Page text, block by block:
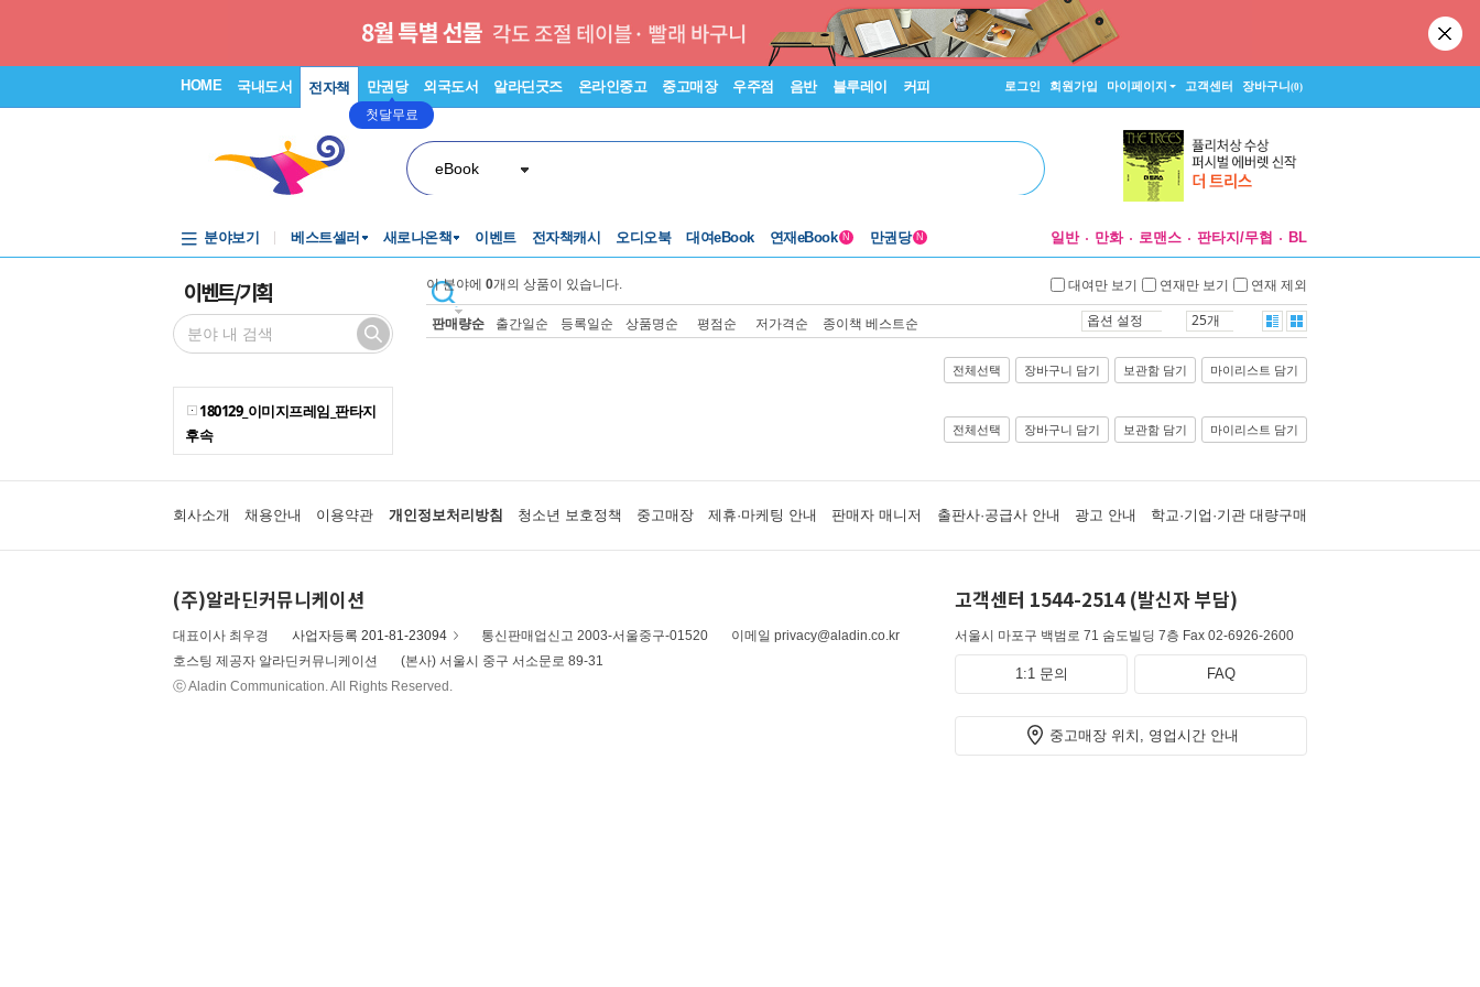
HOME 국내도서 전자책 만권당
첫달무료
외국도서 알라딘굿즈 온라인중고 중고매장 우주점 음반 블루레이 커피 로그인 회원가입 마이페이지 고객센터 장바구니(0)
eBook
분야보기 베스트셀러 새로나온책 이벤트 전자책캐시 오디오북 대여eBook 연재eBook N 만권당 N 일반 만화 로맨스 판타지/무협 BL
이벤트/기획
180129_이미지프레임_판타지
후속
이 분야에 0개의 상품이 있습니다. 대여만 보기 연재만 보기 연재 제외
판매량순 출간일순 등록일순 상품명순 평점순 저가격순 종이책 베스트순 옵션 설정 25개
전체선택 장바구니 담기 보관함 담기 마이리스트 담기
전체선택 장바구니 담기 보관함 담기 마이리스트 담기
회사소개 채용안내 이용약관 개인정보처리방침 청소년 보호정책 중고매장 제휴·마케팅 안내 판매자 매니저 출판사·공급사 안내 광고 안내 학교·기업·기관 대량구매
(주)알라딘커뮤니케이션
대표이사 최우경 사업자등록 201-81-23094 통신판매업신고 2003-서울중구-01520
이메일 privacy@aladin.co.kr
호스팅 제공자 알라딘커뮤니케이션
(본사) 서울시 중구 서소문로 89-31
ⓒ Aladin Communication. All Rights Reserved.
고객센터 1544-2514 (발신자 부담)
서울시 마포구 백범로 71 숨도빌딩 7층 Fax 02-6926-2600
1:1 문의 FAQ
중고매장 위치, 영업시간 안내